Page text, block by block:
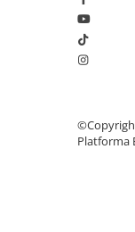
Sisteme de dozaj
Solutii curatenie
Pentru sticla si©Copyright
Platforma